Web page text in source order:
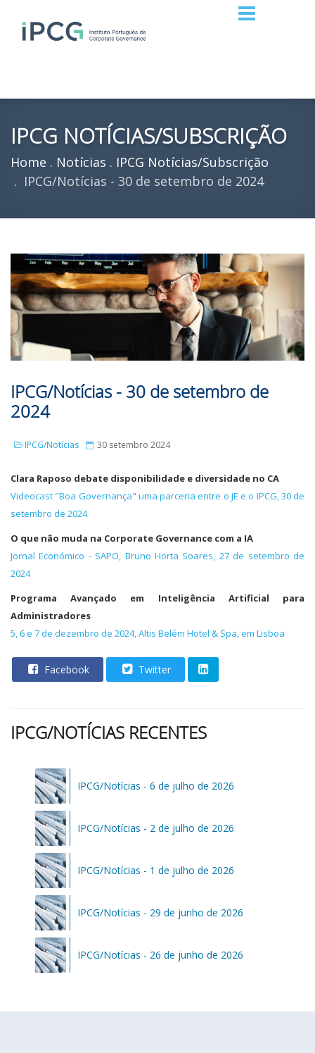
IPCG NOTÍCIAS/SUBSCRIÇÃO
Home Notícias
IPCG Notícias/Subscrição
IPCG/Notícias - 30 de setembro de 2024
IPCG/Notícias - 30 de setembro de
2024
IPCG/Notícias 30 setembro 2024
Clara Raposo debate disponibilidade e diversidade no CA
Videocast "Boa Governança" uma parceria entre o JE e o IPCG, 30 de
setembro de 2024
O que não muda na Corporate Governance com a IA
Jornal Económico - SAPO, Bruno Horta Soares, 27 de setembro de
2024
Programa Avançado em Inteligência Artificial para
Administradores
5, 6 e 7 de dezembro de 2024, Altis Belém Hotel & Spa, em Lisboa
Facebook Twitter
IPCG/NOTÍCIAS RECENTES
IPCG/Notícias - 6 de julho de 2026
IPCG/Notícias - 2 de julho de 2026
IPCG/Notícias - 1 de julho de 2026
IPCG/Notícias - 29 de junho de 2026
IPCG/Notícias - 26 de junho de 2026